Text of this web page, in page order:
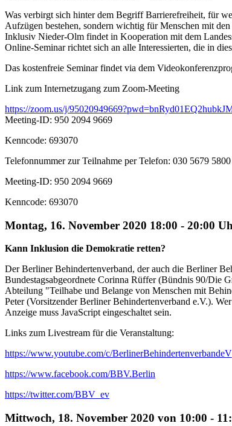
Was verbirgt sich hinter dem Begriff Barrierefreiheit, für
Aufzügen bestehen, sondern wichtig für Menschen mit
Inklusiv Nieder-Olm findet in Kooperation mit dem
Online-Seminar richtet sich an alle Interessierten, die in
Das kostenfreie Seminar findet via dem
Link zum Internetzugang zum Zoom-Meeting
https://zoom.us/j/
Meeting-ID: 950 2094 9669
Kenncode: 693070
Telefonnummer zur Teilnahme per Telefon: 030 5679 5800
Meeting-ID: 950 2094 9669
Kenncode: 693070
Montag, 16. November 2020 18:00 - 20:00
Kann Inklusion die Demokratie retten?
Der Berliner Behindertenverband, der auch die Berliner
Bundestagsabgeordnete Corinna Rüffer (Bündnis 90/Die
Abteilung "Teilhabe und Belange von Menschen mit
Peter (Vorsitzender Berliner Behindertenverband e.V.).
Anzeige muss JavaScript eingeschaltet sein.
Links zum Livestream für die Veranstaltung:
https://www.youtube.com/c/BerlinerBehindertenverbandeV
https://www.facebook.com/BBV.Berlin
https://twitter.com/BBV_ev
Mittwoch, 18. November 2020 von 10:00 -